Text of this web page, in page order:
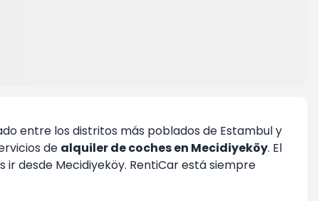
entre los distritos más poblados de Estambul y
de alquiler de coches en Mecidiyeköy. El
desde Mecidiyeköy. RentiCar está siempre